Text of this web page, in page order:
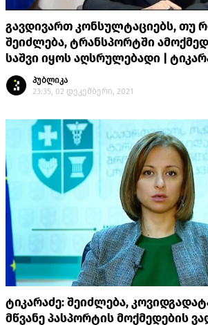
გავდივართ კონსულტაციებს, თუ
შეიძლება, ტრანსპორტში
საშვი იყოს აღსრულებადი |
პუბლიკა
23:35, 02 დეკემბერი, 2021
ტიკარაძე: შეიძლება,
მწვანე პასპორტის მოქმედების